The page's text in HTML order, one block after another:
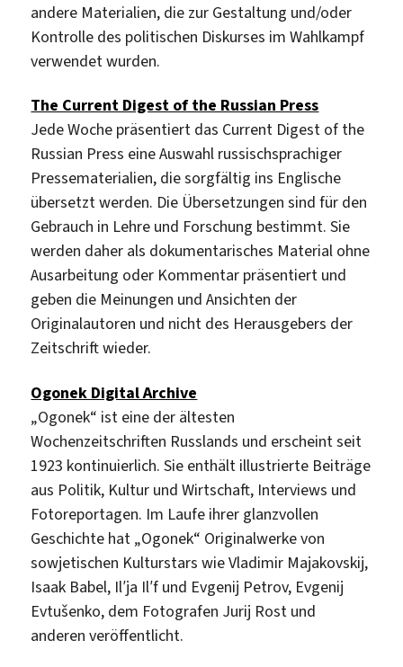
andere Materialien, die zur Gestaltung und/oder
Kontrolle des politischen Diskurses im Wahlkampf
verwendet wurden.
The Current Digest of the Russian Press
Jede Woche präsentiert das Current Digest of the
Russian Press eine Auswahl russischsprachiger
Pressematerialien, die sorgfältig ins Englische
übersetzt werden. Die Übersetzungen sind für den
Gebrauch in Lehre und Forschung bestimmt. Sie
werden daher als dokumentarisches Material ohne
Ausarbeitung oder Kommentar präsentiert und
geben die Meinungen und Ansichten der
Originalautoren und nicht des Herausgebers der
Zeitschrift wieder.
Ogonek Digital Archive
„Ogonek“ ist eine der ältesten
Wochenzeitschriften Russlands und erscheint seit
1923 kontinuierlich. Sie enthält illustrierte Beiträge
aus Politik, Kultur und Wirtschaft, Interviews und
Fotoreportagen. Im Laufe ihrer glanzvollen
Geschichte hat „Ogonek“ Originalwerke von
sowjetischen Kulturstars wie Vladimir Majakovskij,
Isaak Babel, Ilʹja Ilʹf und Evgenij Petrov, Evgenij
Evtušenko, dem Fotografen Jurij Rost und
anderen veröffentlicht.